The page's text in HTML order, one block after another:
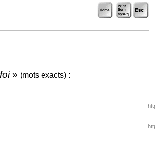
foi» (mots exacts) :